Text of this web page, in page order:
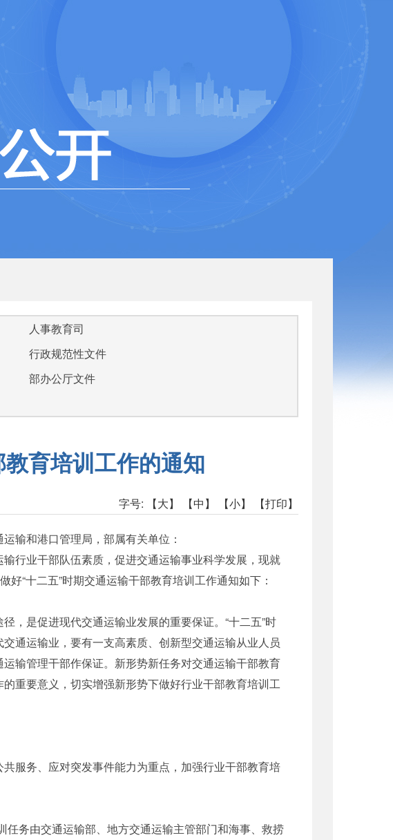
人事教育司
行政规范性文件
部办公厅文件
育培训工作的通知
字号: 【大】 【中】 【小】 【打印】
输和港口管理局，部属有关单位：
行业干部队伍素质，促进交通运输事业科学发展，现就
“十二五”时期交通运输干部教育培训工作通知如下：
是促进现代交通运输业发展的重要保证。“十二五”时
通运输业，要有一支高素质、创新型交通运输从业人员
输管理干部作保证。新形势新任务对交通运输干部教育
重要意义，切实增强新形势下做好行业干部教育培训工
服务、应对突发事件能力为重点，加强行业干部教育培
务由交通运输部、地方交通运输主管部门和海事、救捞